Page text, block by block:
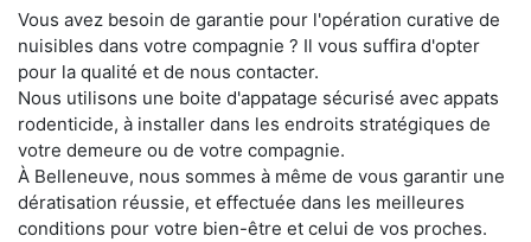
Vous avez besoin de garantie pour l'opération curative de
nuisibles dans votre compagnie ? Il vous suffira d'opter
pour la qualité et de nous contacter.
Nous utilisons une boite d'appatage sécurisé avec appats
rodenticide, à installer dans les endroits stratégiques de
votre demeure ou de votre compagnie.
À Belleneuve, nous sommes à même de vous garantir une
dératisation réussie, et effectuée dans les meilleures
conditions pour votre bien-être et celui de vos proches.